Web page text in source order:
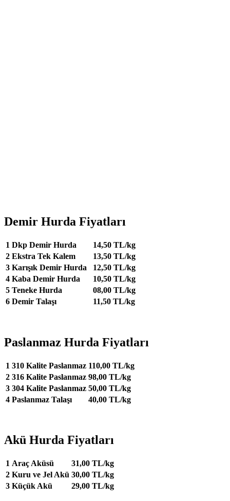
Demir Hurda Fiyatları
1 Dkp Demir Hurda
14,50 TL/kg
2 Ekstra Tek Kalem
13,50 TL/kg
3 Karışık Demir Hurda
12,50 TL/kg
4 Kaba Demir Hurda
10,50 TL/kg
5 Teneke Hurda
08,00 TL/kg
6 Demir Talaşı 11,50 TL/kg
Paslanmaz Hurda Fiyatları
1 310 Kalite Paslanmaz 110,00 TL/kg
2 316 Kalite Paslanmaz 98,00 TL/kg
3 304 Kalite Paslanmaz 50,00 TL/kg
4 Paslanmaz Talaşı 40,00 TL/kg
Akü Hurda Fiyatları
1 Araç Aküsü
31,00 TL/kg
2 Kuru ve Jel Akü 30,00 TL/kg
3 Küçük Akü 29,00 TL/kg